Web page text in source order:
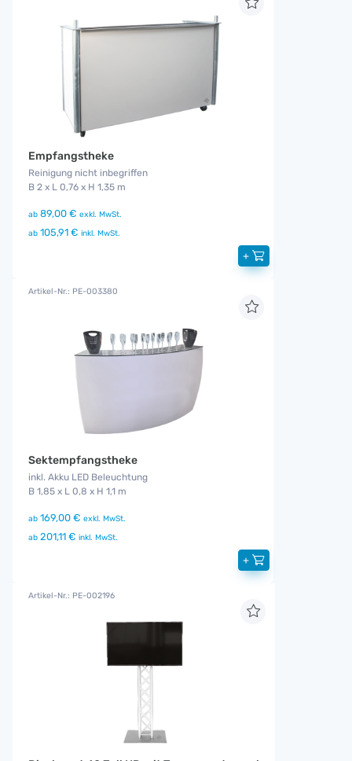
Empfangstheke
Reinigung nicht inbegriffen
B 2 x L 0,76 x H 1,35 m
ab 89,00 € exkl. MwSt.
ab 105,91 € inkl. MwSt.
+
Artikel-Nr.: PE-003380
Sektempfangstheke
inkl. Akku LED Beleuchtung
B 1,85 x L 0,8 x H 1,1 m
ab 169,00 € exkl. MwSt.
ab 201,11 € inkl. MwSt.
+
Artikel-Nr.: PE-002196